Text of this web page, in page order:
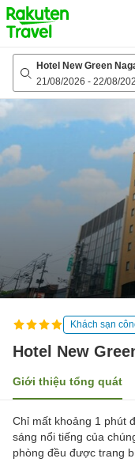
to
top
page
Hotel New Green
21/08/2026 - 22/08/
Khách sạn
Hotel New
Giới thiệu tổng quát
Chỉ mất khoảng 1 phút
sáng nổi tiếng của
phòng đều được trang